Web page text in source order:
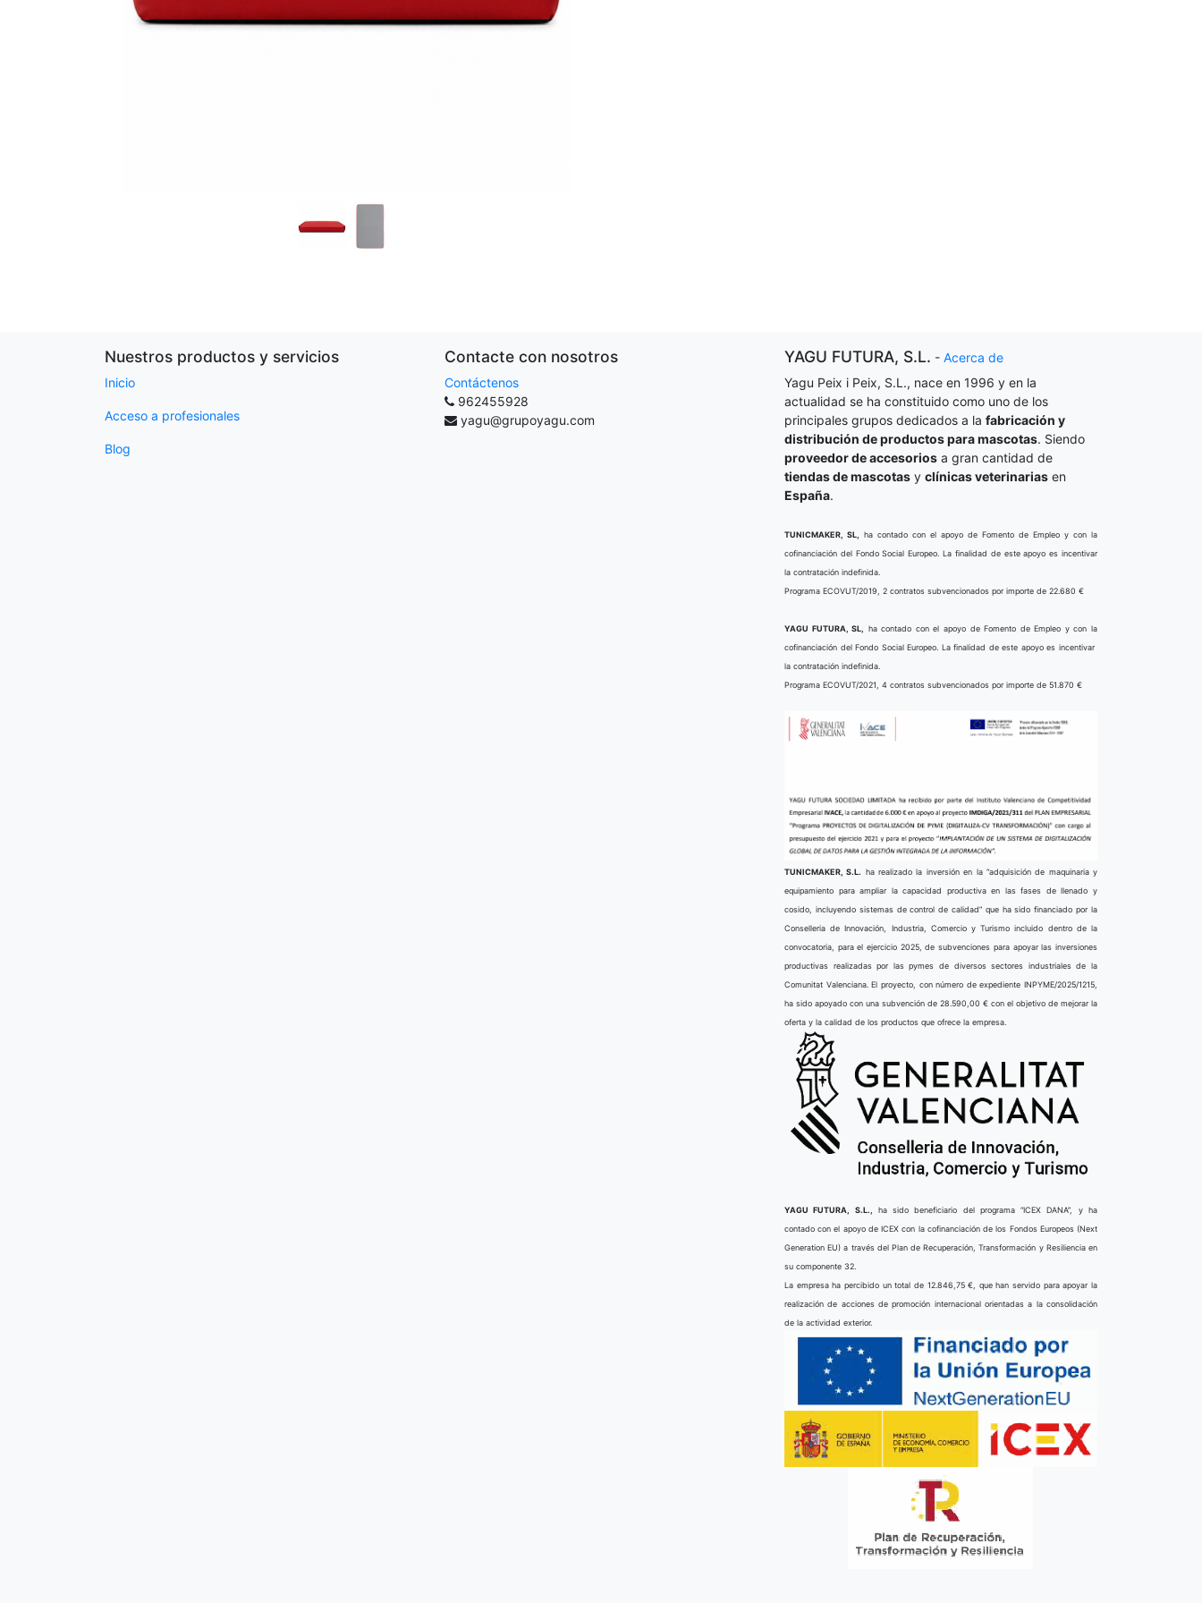
Nuestros productos y servicios
Inicio
Acceso a profesionales
Blog
Contacte con nosotros
Contáctenos
962455928
yagu@grupoyagu.com
YAGU FUTURA, S.L. - Acerca de
Yagu Peix i Peix, S.L., nace en 1996 y en la
actualidad se ha constituido como uno de los
principales grupos dedicados a la fabricación y
distribución de productos para mascotas. Siendo
proveedor de accesorios a gran cantidad de
tiendas de mascotas y clínicas veterinarias en
España.
TUNICMAKER, SL,
ha contado con el apoyo de Fomento de Empleo y con la
cofinanciación del Fondo Social Europeo. La finalidad de este apoyo es incentivar
la contratación indefinida.
Programa ECOVUT/2019, 2 contratos subvencionados por importe de 22.680 €
YAGU FUTURA, SL,
ha contado con el apoyo de Fomento de Empleo y con la
cofinanciación del Fondo Social Europeo. La finalidad de este apoyo es incentivar
la contratación indefinida.
Programa ECOVUT/2021, 4 contratos subvencionados por importe de 51.870 €
TUNICMAKER, S.L. ha realizado la inversión en la “adquisición de maquinaria y
equipamiento para ampliar la capacidad productiva en las fases de llenado y
cosido, incluyendo sistemas de control de calidad” que ha sido financiado por la
Conselleria de Innovación, Industria, Comercio y Turismo incluido dentro de la
convocatoria, para el ejercicio 2025, de subvenciones para apoyar las inversiones
productivas realizadas por las pymes de diversos sectores industriales de la
Comunitat Valenciana. El proyecto, con número de expediente INPYME/2025/1215,
ha sido apoyado con una subvención de 28.590,00 € con el objetivo de mejorar la
oferta y la calidad de los productos que ofrece la empresa.
YAGU FUTURA, S.L.,
ha sido beneficiario del programa “ICEX DANA”, y ha
contado con el apoyo de ICEX con la cofinanciación de los Fondos Europeos (Next
Generation EU) a través del Plan de Recuperación, Transformación y Resiliencia en
su componente 32.
La empresa ha percibido un total de 12.846,75 €, que han servido para apoyar la
realización de acciones de promoción internacional orientadas a la consolidación
de la actividad exterior.